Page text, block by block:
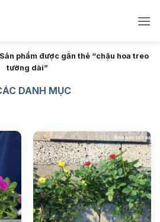
Sản phẩm được gắn thẻ “chậu hoa treo
tường dài”
DANH MỤC